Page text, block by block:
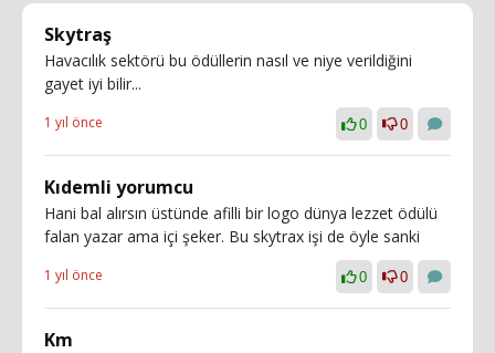
Skytraş
Havacılık sektörü bu ödüllerin nasıl ve niye verildiğini
gayet iyi bilir...
1 yıl önce 0 0
Kıdemli yorumcu
Hani bal alırsın üstünde afilli bir logo dünya lezzet ödülü
falan yazar ama içi şeker. Bu skytrax işi de öyle sanki
1 yıl önce 0 0
Km